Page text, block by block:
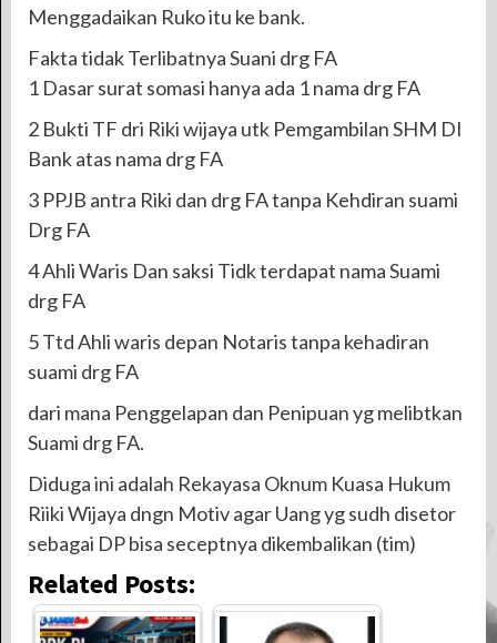
Menggadaikan Ruko itu ke bank.
Fakta tidak Terlibatnya Suani drg FA
1 Dasar surat somasi hanya ada 1 nama drg FA
2 Bukti TF dri Riki wijaya utk Pemgambilan SHM DI
Bank atas nama drg FA
3 PPJB antra Riki dan drg FA tanpa Kehdiran suami
Drg FA
4 Ahli Waris Dan saksi Tidk terdapat nama Suami
drg FA
5 Ttd Ahli waris depan Notaris tanpa kehadiran
suami drg FA
dari mana Penggelapan dan Penipuan yg melibtkan
Suami drg FA.
Diduga ini adalah Rekayasa Oknum Kuasa Hukum
Riiki Wijaya dngn Motiv agar Uang yg sudh disetor
sebagai DP bisa seceptnya dikembalikan (tim)
Related Posts: